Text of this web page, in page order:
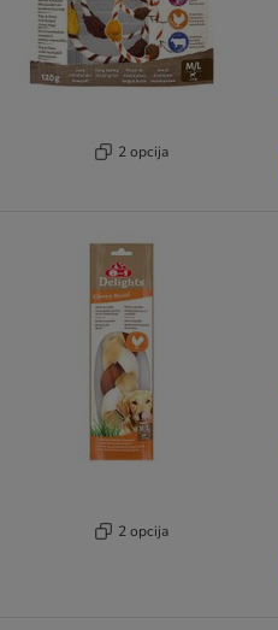
2 opcija
2 opcija